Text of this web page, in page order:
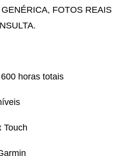
FOTOS REAIS
horas totais
Touch